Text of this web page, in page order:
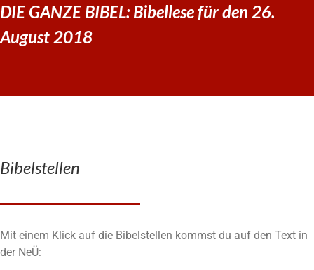
DIE GANZE BIBEL: Bibellese für den 26.
August 2018
Bibelstellen
Mit einem Klick auf die Bibelstellen kommst du auf den Text in
der NeÜ: